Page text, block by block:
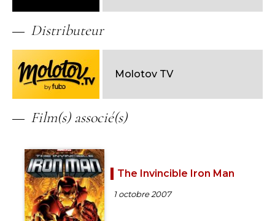
Distributeur
Molotov TV
Film(s) associé(s)
The Invincible Iron Man
1 octobre 2007